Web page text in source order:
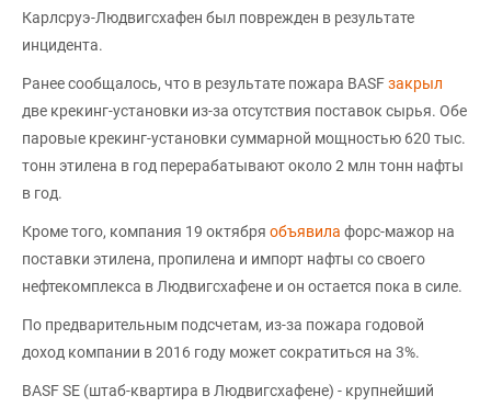
Карлсруэ-Людвигсхафен был поврежден в результате
инцидента.
Ранее сообщалось, что в результате пожара BASFзакрыл
две крекинг-установки из-за отсутствия поставок сырья. Обе
паровые крекинг-установки суммарной мощностью 620 тыс.
тонн этилена в год перерабатывают около 2 млн тонн нафты
в год.
Кроме того, компания 19 октября объявила форс-мажор на
поставки этилена, пропилена и импорт нафты со своего
нефтекомплекса в Людвигсхафене и он остается пока в силе.
По предварительным подсчетам, из-за пожара годовой
доход компании в 2016 году может сократиться на 3%.
BASF SE (штаб-квартира в Людвигсхафене) - крупнейший